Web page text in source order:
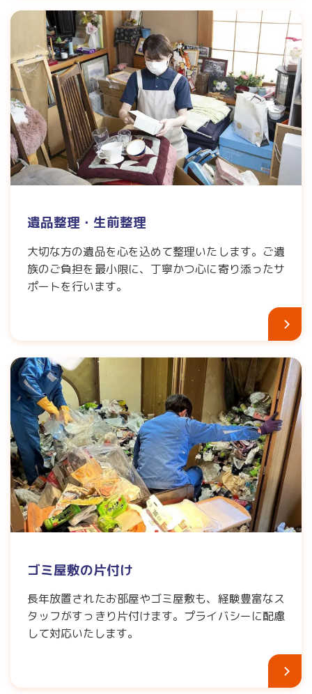
遺品整理・生前整理
大切な方の遺品を心を込めて整理いたします。ご遺
族のご負担を最小限に、丁寧かつ心に寄り添ったサ
ポートを行います。
ゴミ屋敷の片付け
長年放置されたお部屋やゴミ屋敷も、経験豊富なス
タッフがすっきり片付けます。プライバシーに配慮
して対応いたします。